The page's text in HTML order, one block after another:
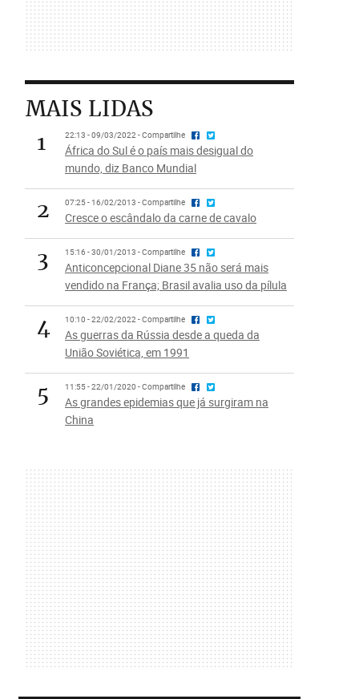
MAIS LIDAS
1
22:13 - 09/03/2022 - Compartilhe
África do Sul é o país mais desigual do
mundo, diz Banco Mundial
2 07:25 - 16/02/2013 - Compartilhe
Cresce o escândalo da carne de cavalo
3 15:16 - 30/01/2013 - Compartilhe
Anticoncepcional Diane 35 não será mais
vendido na França; Brasil avalia uso da pílula
4 10:10 - 22/02/2022 - Compartilhe
As guerras da Rússia desde a queda da
União Soviética, em 1991
5 11:55 - 22/01/2020 - Compartilhe
As grandes epidemias que já surgiram na
China